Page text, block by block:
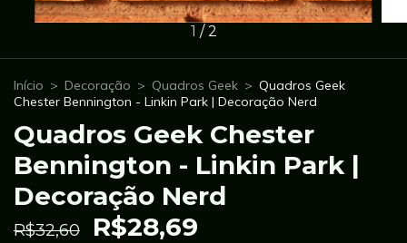
1 /2
Início > Decoração > Quadros Geek > Quadros Geek
Chester Bennington - Linkin Park | Decoração Nerd
Quadros Geek Chester
Bennington - Linkin Park |
Decoração Nerd
R$32,60 R$28,69